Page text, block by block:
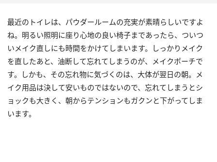
最近のトイレは、パウダールームの充実が素晴らしいですよ
ね。明るい照明に座り心地の良い椅子まであったら、ついつ
いメイク直しにも時間をかけてしまいます。しっかりメイク
を直したあと、油断して忘れてしまうのが、メイクポーチで
す。しかも、その忘れ物に気づくのは、大体が翌日の朝。メ
イク用品は決して安いものではないので、忘れてしまうとシ
ョックも大きく、朝からテンションもガクンと下がってしま
います。